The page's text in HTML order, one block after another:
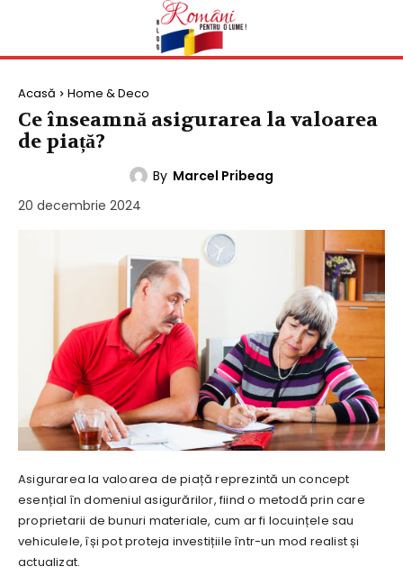
Acasă Home & Deco
Ce înseamnă asigurarea la valoarea
de piață?
By Marcel Pribeag
20 decembrie 2024
Asigurarea la valoarea de piață reprezintă un concept
esențial în domeniul asigurărilor, fiind o metodă prin care
proprietarii de bunuri materiale, cum ar fi locuințele sau
vehiculele, își pot proteja investițiile într-un mod realist și
actualizat.